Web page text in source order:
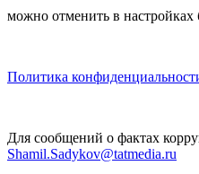
можно отменить в настройках
Политика
Для сообщений о фактах
Shamil.Sadykov@tatmedia.ru